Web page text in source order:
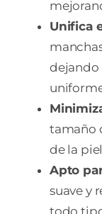
Unifica
dejando
tamaño
de la
Apto
suave y
todo